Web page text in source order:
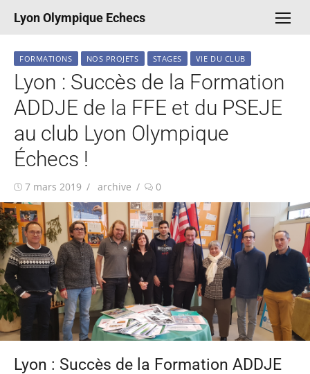
Lyon Olympique Echecs
FORMATIONS NOS PROJETS STAGES VIE DU CLUB
Lyon : Succès de la Formation
ADDJE de la FFE et du PSEJE
au club Lyon Olympique
Échecs !
Publié
le
7 mars 2019 Auteur/autrice
archive 0
Lyon : Succès de la Formation ADDJE